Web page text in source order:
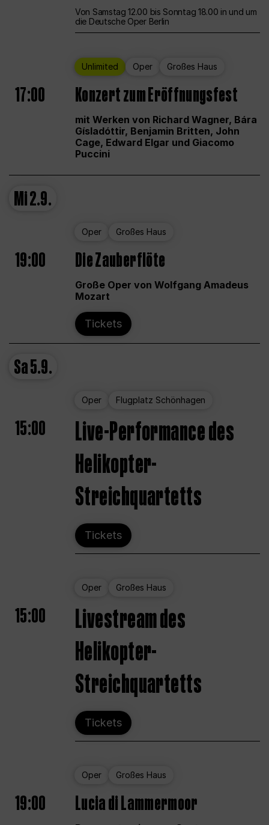
Von Samstag 12.00 bis Sonntag 18.00 in und um
die Deutsche Oper Berlin
Unlimited Oper Großes Haus
17:00 Konzert zum Eröffnungsfest
mit Werken von Richard Wagner, Bára
Gísladóttir, Benjamin Britten, John
Cage, Edward Elgar und Giacomo
Puccini
Mi2.9.
Oper Großes Haus
19:00 Die Zauberflöte
Große Oper von Wolfgang Amadeus
Mozart
Tickets
Sa5.9.
Oper Flugplatz Schönhagen
15:00
Live-Performance des
Helikopter-
Streichquartetts
Tickets
Oper Großes Haus
15:00
Livestream des
Helikopter-
Streichquartetts
Tickets
Oper Großes Haus
19:00 Lucia di Lammermoor